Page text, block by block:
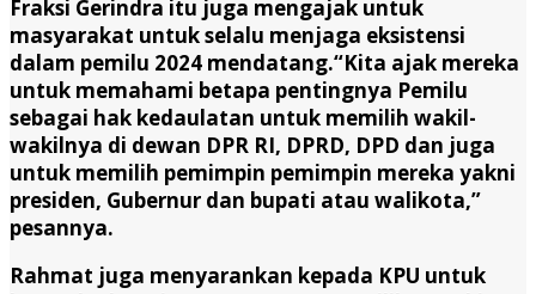
Fraksi Gerindra itu juga mengajak untuk
masyarakat untuk selalu menjaga eksistensi
dalam pemilu 2024 mendatang.“Kita ajak mereka
untuk memahami betapa pentingnya Pemilu
sebagai hak kedaulatan untuk memilih wakil-
wakilnya di dewan DPR RI, DPRD, DPD dan juga
untuk memilih pemimpin pemimpin mereka yakni
presiden, Gubernur dan bupati atau walikota,”
pesannya.
Rahmat juga menyarankan kepada KPU untuk